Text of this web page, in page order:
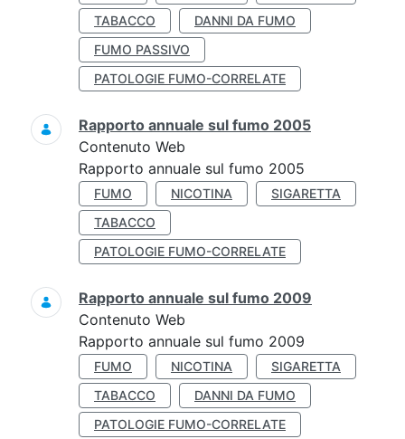
TABACCO
DANNI DA FUMO
FUMO PASSIVO
PATOLOGIE FUMO-CORRELATE
Rapporto annuale sul fumo 2005
Contenuto Web
Rapporto annuale sul fumo 2005
FUMO NICOTINA
SIGARETTA
TABACCO
PATOLOGIE FUMO-CORRELATE
Rapporto annuale sul fumo 2009
Contenuto Web
Rapporto annuale sul fumo 2009
FUMO NICOTINA
SIGARETTA
TABACCO
DANNI DA FUMO
PATOLOGIE FUMO-CORRELATE